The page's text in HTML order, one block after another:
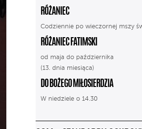
RÓŻANIEC
Codziennie po wieczornej mszy
RÓŻANIEC FATIMSKI
od maja do października
(13. dnia miesiąca)
DO BOŻEGO MIŁOSIERDZIA
W niedziele o 14.30